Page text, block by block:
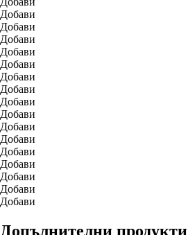
Добави
Добави
Добави
Добави
Добави
Добави
Добави
Добави
Добави
Добави
Добави
Добави
Добави
Добави
Добави
Добави
Допълнителни продукти